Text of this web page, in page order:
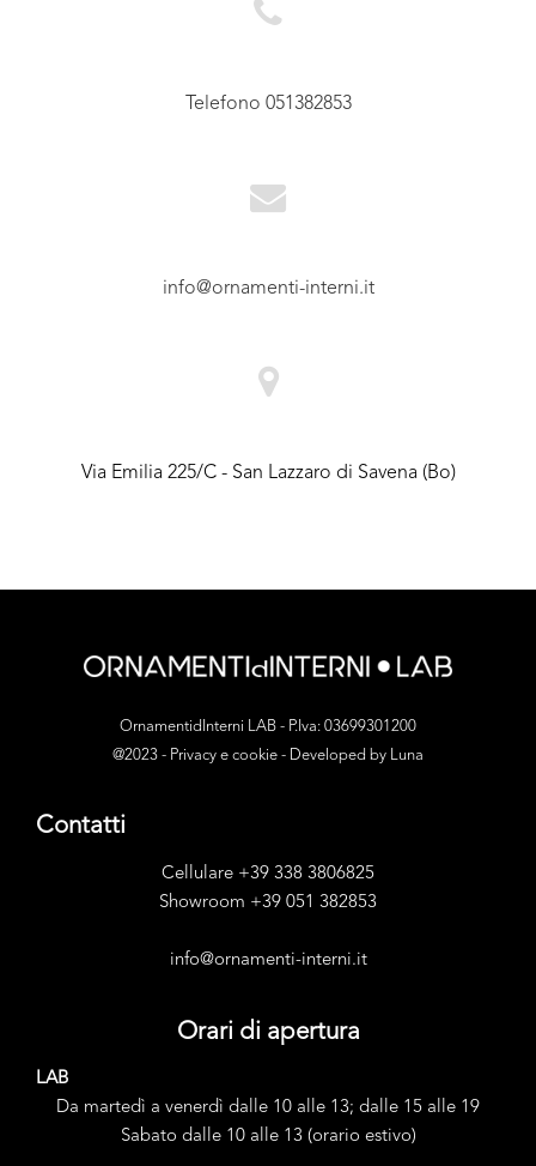
Telefono 051382853
info@ornamenti-interni.it
Via Emilia 225/C - San Lazzaro di Savena (Bo)
OrnamentidInterni LAB - P.Iva: 03699301200
@2023 - Privacy e cookie - Developed by Luna
Contatti
Cellulare +39 338 3806825
Showroom +39 051 382853
info@ornamenti-interni.it
Orari di apertura
LAB
Da martedì a venerdì dalle 10 alle 13; dalle 15 alle 19
Sabato dalle 10 alle 13 (orario estivo)